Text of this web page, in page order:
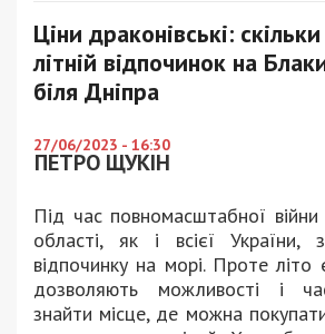
Ціни драконівські:
літній відпочинок на
біля Дніпра
27/06/2023 - 16:30
ПЕТРО ЩУКІН
Під час повномасштабної війни
області, як і всієї України,
відпочинку на морі. Проте літо
дозволяють можливості і
знайти місце, де можна